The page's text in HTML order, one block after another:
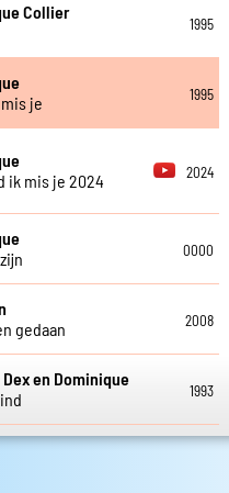
Collier
1995
je
1995
ik mis je 2024
2024
0000
gedaan
2008
en Dominique
1993